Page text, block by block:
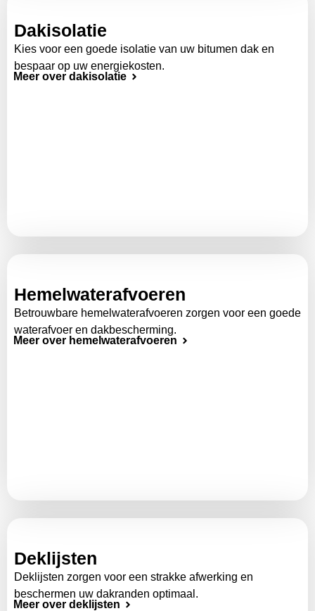
Dakisolatie
Kies voor een goede isolatie van uw bitumen dak en
bespaar op uw energiekosten.
Meer over dakisolatie
Hemelwaterafvoeren
Betrouwbare hemelwaterafvoeren zorgen voor een goede
waterafvoer en dakbescherming.
Meer over hemelwaterafvoeren
Deklijsten
Deklijsten zorgen voor een strakke afwerking en
beschermen uw dakranden optimaal.
Meer over deklijsten